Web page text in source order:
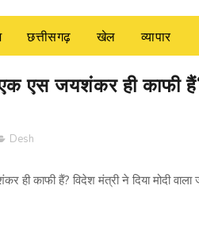
छत्तीसगढ़ खेल व्यापार
एस जयशंकर ही काफी हैं?
Desh
ही काफी हैं? विदेश मंत्री ने दिया मोदी वाला